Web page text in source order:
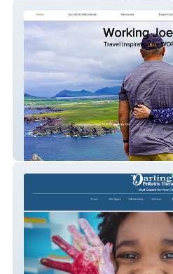
Working Joe Travel